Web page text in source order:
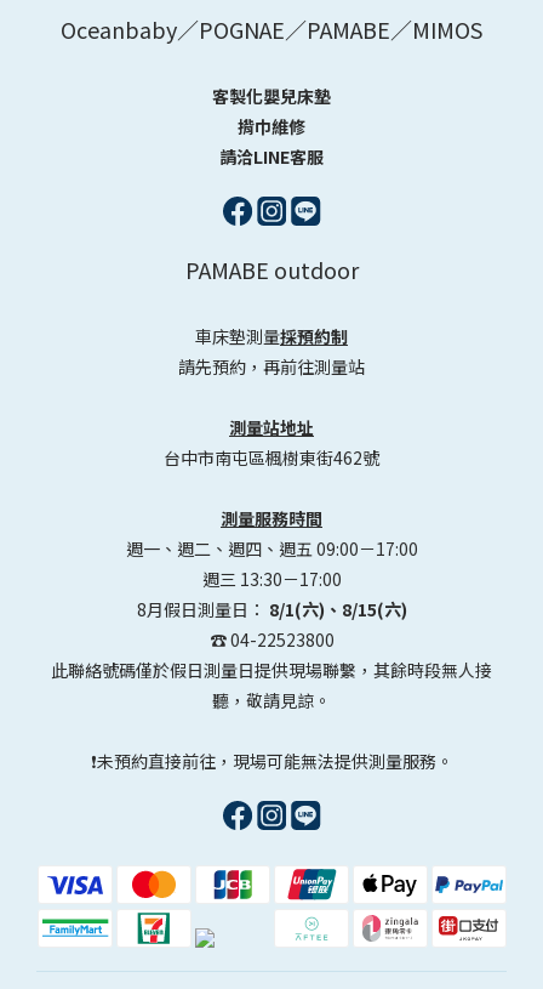
Oceanbaby／POGNAE／PAMABE／MIMOS
客製化嬰兒床墊
揹巾維修
請洽LINE客服
PAMABE outdoor
車床墊測量採預約制
請先預約，再前往測量站
測量站地址
台中市南屯區楓樹東街462號
測量服務時間
週一、週二、週四、週五 09:00－17:00
週三 13:30－17:00
8月假日測量日： 8/1(六)、8/15(六)
☎️ 04-22523800
此聯絡號碼僅於假日測量日提供現場聯繫，其餘時段無人接
聽，敬請見諒。
❗未預約直接前往，現場可能無法提供測量服務。